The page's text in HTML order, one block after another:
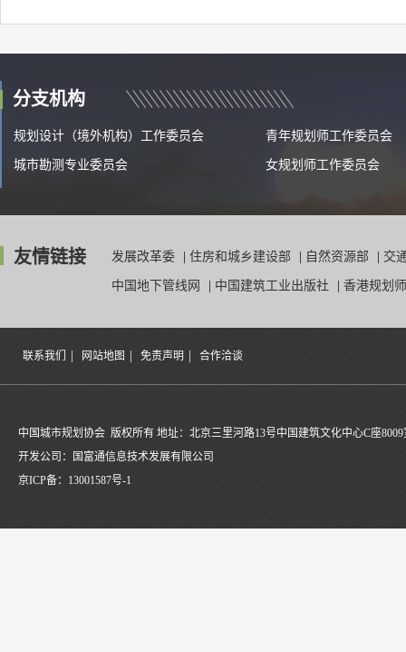
分支机构
规划设计（境外机构）工作委员会 青年规划师工作委员会
城市勘测专业委员会 女规划师工作委员会
友情链接 发展改革委 住房和城乡建设部 自然资源部 交
中国地下管线网 中国建筑工业出版社 香港规划
联系我们 网站地图 免责声明 合作洽谈
中国城市规划协会 版权所有 地址：北京三里河路13号中国建筑文化中心C座8009
开发公司：国富通信息技术发展有限公司
京ICP备： 13001587号-1